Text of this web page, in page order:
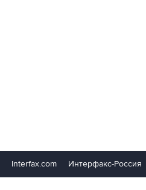
Interfax.com Интерфакс-Россия